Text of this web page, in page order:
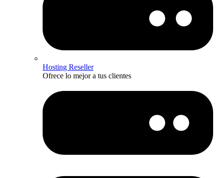
Hosting Reseller
Ofrece lo mejor a tus clientes